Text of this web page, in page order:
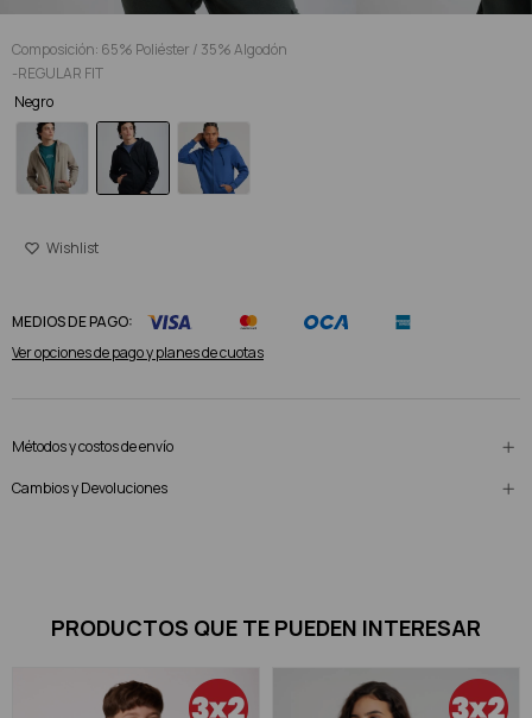
Composición: 65% Poliéster / 35% Algodón
-REGULAR FIT
Negro
MEDIOS DE PAGO:
Ver opciones de pago y planes de cuotas
Métodos y costos de envío
Cambios y Devoluciones
PRODUCTOS QUE TE PUEDEN INTERESAR